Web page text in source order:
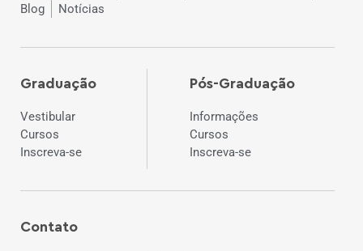
Blog
Notícias
Graduação
Vestibular
Cursos
Inscreva-se
Pós-Graduação
Informações
Cursos
Inscreva-se
Contato